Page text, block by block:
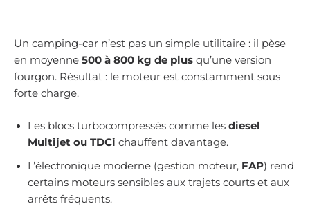
Un camping-car n’est pas un simple utilitaire : il pèse
en moyenne 500 à 800 kg de plus qu’une version
fourgon. Résultat : le moteur est constamment sous
forte charge.
Les blocs turbocompressés comme les diesel
Multijet ou TDCi chauffent davantage.
L’électronique moderne (gestion moteur, FAP) rend
certains moteurs sensibles aux trajets courts et aux
arrêts fréquents.